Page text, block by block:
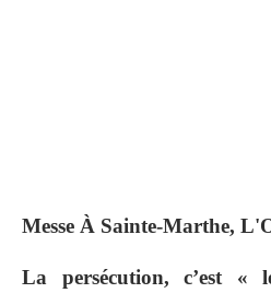
Messe À Sainte-Marthe,
La persécution, c’est «